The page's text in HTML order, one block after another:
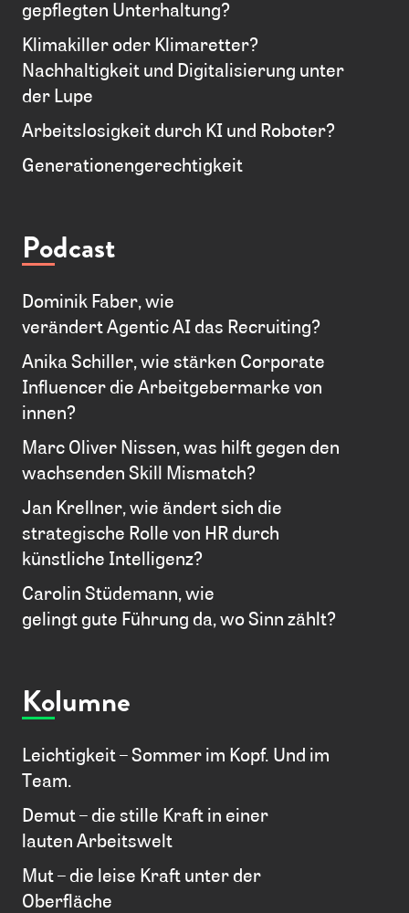
gepflegten Unterhaltung?
Klimakiller oder Klimaretter?
Nachhaltigkeit und Digitalisierung unter
der Lupe
Arbeitslosigkeit durch KI und Roboter?
Generationengerechtigkeit
Podcast
Dominik Faber, wie
verändert Agentic AI das Recruiting?
Anika Schiller, wie stärken Corporate
Influencer die Arbeitgebermarke von
innen?
Marc Oliver Nissen, was hilft gegen den
wachsenden Skill Mismatch?
Jan Krellner, wie ändert sich die
strategische Rolle von HR durch
künstliche Intelligenz?
Carolin Stüdemann, wie
gelingt gute Führung da, wo Sinn zählt?
Kolumne
Leichtigkeit – Sommer im Kopf. Und im
Team.
Demut – die stille Kraft in einer
lauten Arbeitswelt
Mut – die leise Kraft unter der
Oberfläche